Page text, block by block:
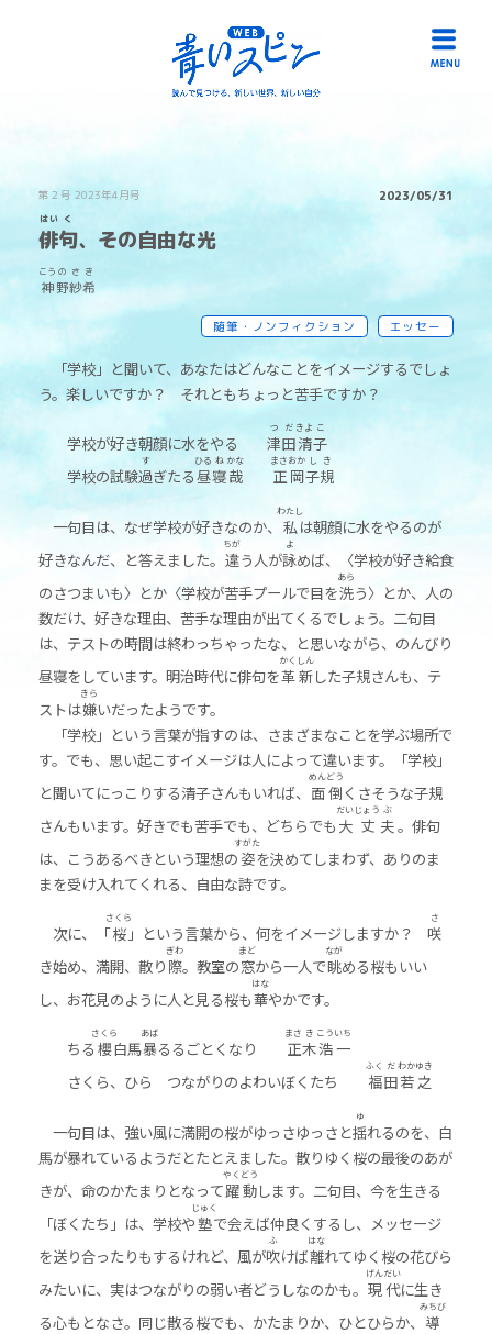
読み物一覧
冊子「青いスピン」
リンク
第２号 2023年4月号 2023/05/31
俳
はい
句
く
、その自由な光
神
こう
野
の
紗
さ
希
き
随筆・ノンフィクション エッセー
「学校」と聞いて、あなたはどんなことをイメージするでしょ
う。楽しいですか？ それともちょっと苦手ですか？
学校が好き朝顔に水をやる 津
つ
田
だ
清
きよ
子
こ
学校の試験過
す
ぎたる昼
ひる
寝
ね
哉
かな
正
まさ
岡
おか
子
し
規
き
一句目は、なぜ学校が好きなのか、 私
わたし
は朝顔に水をやるのが
好きなんだ、と答えました。 違
ちが
う人が詠
よ
めば、〈学校が好き給食
のさつまいも〉とか〈学校が苦手プールで目を洗
あら
う〉とか、人の
数だけ、好きな理由、苦手な理由が出てくるでしょう。二句目
は、テストの時間は終わっちゃったな、と思いながら、のんびり
昼寝をしています。明治時代に俳句を革
かく
新
しん
した子規さんも、テ
ストは嫌
きら
いだったようです。
「学校」という言葉が指すのは、さまざまなことを学ぶ場所で
す。でも、思い起こすイメージは人によって違います。「学校」
と聞いてにっこりする清子さんもいれば、 面
めん
倒
どう
くさそうな子規
さんもいます。好きでも苦手でも、どちらでも 大
だい
丈
じょう
夫
ぶ
。俳句
は、こうあるべきという理想の 姿
すがた
を決めてしまわず、ありのま
まを受け入れてくれる、自由な詩です。
次に、「桜
さくら
」という言葉から、何をイメージしますか？ 咲
さ
き始め、満開、散り 際
ぎわ
。教室の窓
まど
から一人で眺
なが
める桜もいい
し、お花見のように人と見る桜も華
はな
やかです。
ちる 櫻
さくら
白馬暴
あば
るるごとくなり 正
まさ
木
き
浩
こう
一
いち
さくら、ひら つながりのよわいぼくたち 福
ふく
田
だ
若
わか
之
ゆき
一句目は、強い風に満開の桜がゆっさゆっさと揺
ゆ
れるのを、白
馬が暴れているようだとたとえました。散りゆく桜の最後のあが
きが、命のかたまりとなって躍
やく
動
どう
します。二句目、今を生きる
「ぼくたち」は、学校や塾
じゅく
で会えば仲良くするし、メッセージ
を送り合ったりもするけれど、風が吹
ふ
けば離
はな
れてゆく桜の花びら
みたいに、実はつながりの弱い者どうしなのかも。 現
げん
代
だい
に生き
る心もとなさ。同じ散る桜でも、かたまりか、ひとひらか、 導
みちび